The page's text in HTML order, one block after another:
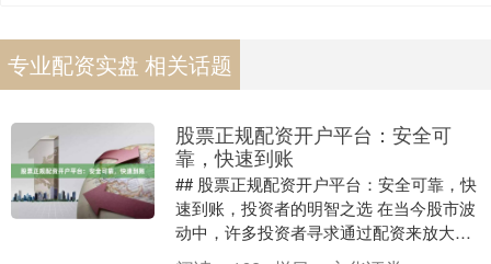
专业配资实盘 相关话题
股票正规配资开户平台：安全可
靠，快速到账
## 股票正规配资开户平台：安全可靠，快
速到账，投资者的明智之选 在当今股市波
动中，许多投资者寻求通过配资来放大收
益。然而，面对市场上琳琅满目的配资平